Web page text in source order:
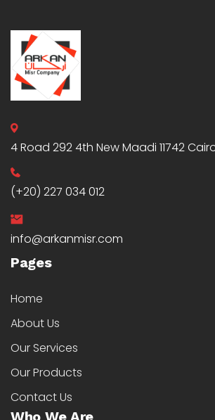
4 Road 292 4th New Maadi 11742
(+20) 227 034 012
info@arkanmisr.com
Pages
Home
About Us
Our Services
Our Products
Contact Us